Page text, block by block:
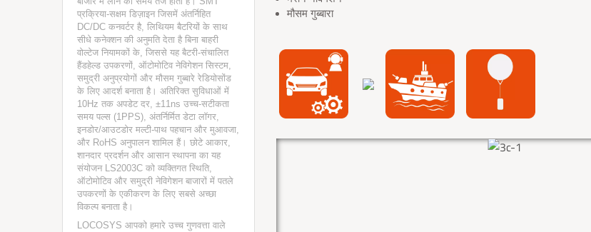
प्रक्रिया-सक्षम डिज़ाइन जिसमें अंतर्निहित
DC/DC कनवर्टर है, लिथियम बैटरियों के साथ
सीधे कनेक्शन की अनुमति देता है बिना बाहरी
वोल्टेज नियामकों के, जिससे यह बैटरी-संचालित
हैंडहेल्ड उपकरणों, ऑटोमोटिव नेविगेशन सिस्टम,
समुद्री अनुप्रयोगों और मौसम गुब्बारे रेडियोसोंड
के लिए आदर्श बनाता है। अतिरिक्त सुविधाओं में
10Hz तक अपडेट दर, ±11ns उच्च-सटीकता
समय पल्स (1PPS), अंतर्निर्मित डेटा लॉगर,
इनडोर/आउटडोर मल्टी-पाथ पहचान और मुआवजा,
और RoHS अनुपालन शामिल हैं। छोटे आकार,
शानदार प्रदर्शन और आसान स्थापना का यह
संयोजन LS2003C को व्यक्तिगत स्थिति,
ऑटोमोटिव और समुद्री नेविगेशन बाजारों में पतले
उपकरणों के एकीकरण के लिए सबसे अच्छा
विकल्प बनाता है।
LOCOSYS आपको हमारे उच्च गुणवत्ता वाले
मौसम गुब्बारा